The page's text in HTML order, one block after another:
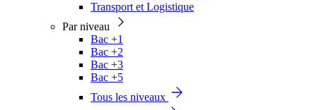
Transport et Logistique
Par niveau
Bac +1
Bac +2
Bac +3
Bac +5
Tous les niveaux